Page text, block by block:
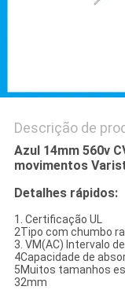
Descrição de
Azul 14mm 560v
movimentos
Detalhes rápidos:
1. Certificação UL
2Tipo com chumbo
3. VM(AC) Intervalo
4Capacidade de
5Muitos tamanhos
32mm